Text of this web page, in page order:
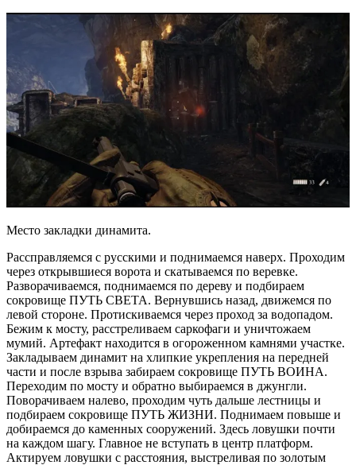
Место закладки динамита.
Рассправляемся с русскими и поднимаемся наверх. Проходим
через открывшиеся ворота и скатываемся по веревке.
Разворачиваемся, поднимаемся по дереву и подбираем
сокровище ПУТЬ СВЕТА. Вернувшись назад, движемся по
левой стороне. Протискиваемся через проход за водопадом.
Бежим к мосту, расстреливаем саркофаги и уничтожаем
мумий. Артефакт находится в огороженном камнями участке.
Закладываем динамит на хлипкие укрепления на передней
части и после взрыва забираем сокровище ПУТЬ ВОИНА.
Переходим по мосту и обратно выбираемся в джунгли.
Поворачиваем налево, проходим чуть дальше лестницы и
подбираем сокровище ПУТЬ ЖИЗНИ. Поднимаем повыше и
добираемся до каменных сооружений. Здесь ловушки почти
на каждом шагу. Главное не вступать в центр платформ.
Актируем ловушки с расстояния, выстреливая по золотым